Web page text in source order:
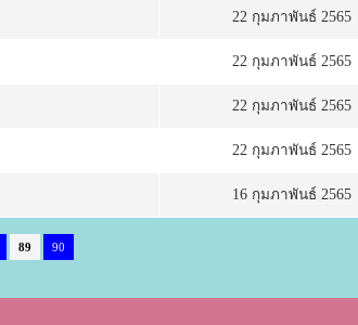
22 กุมภาพันธ์ 2565
22 กุมภาพันธ์ 2565
22 กุมภาพันธ์ 2565
22 กุมภาพันธ์ 2565
16 กุมภาพันธ์ 2565
89 90